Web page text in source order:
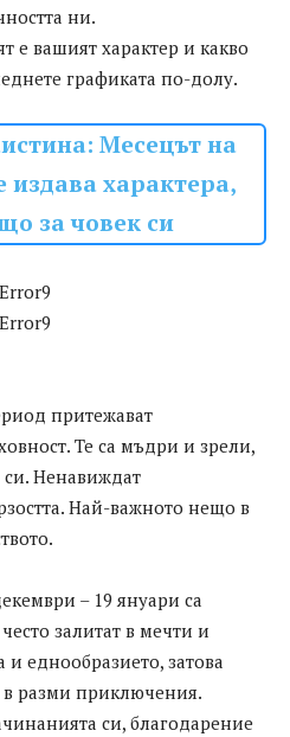
ни.
е вашият характер и какво
графиката по-долу.
Месецът на
издава характера,
за човек си
Error9
Error9
притежават
Те са мъдри и зрели,
Ненавиждат
Най-важното нещо в
– 19 януари са
залитат в мечти и
и еднообразието, затова
в разми приключения.
си, благодарение